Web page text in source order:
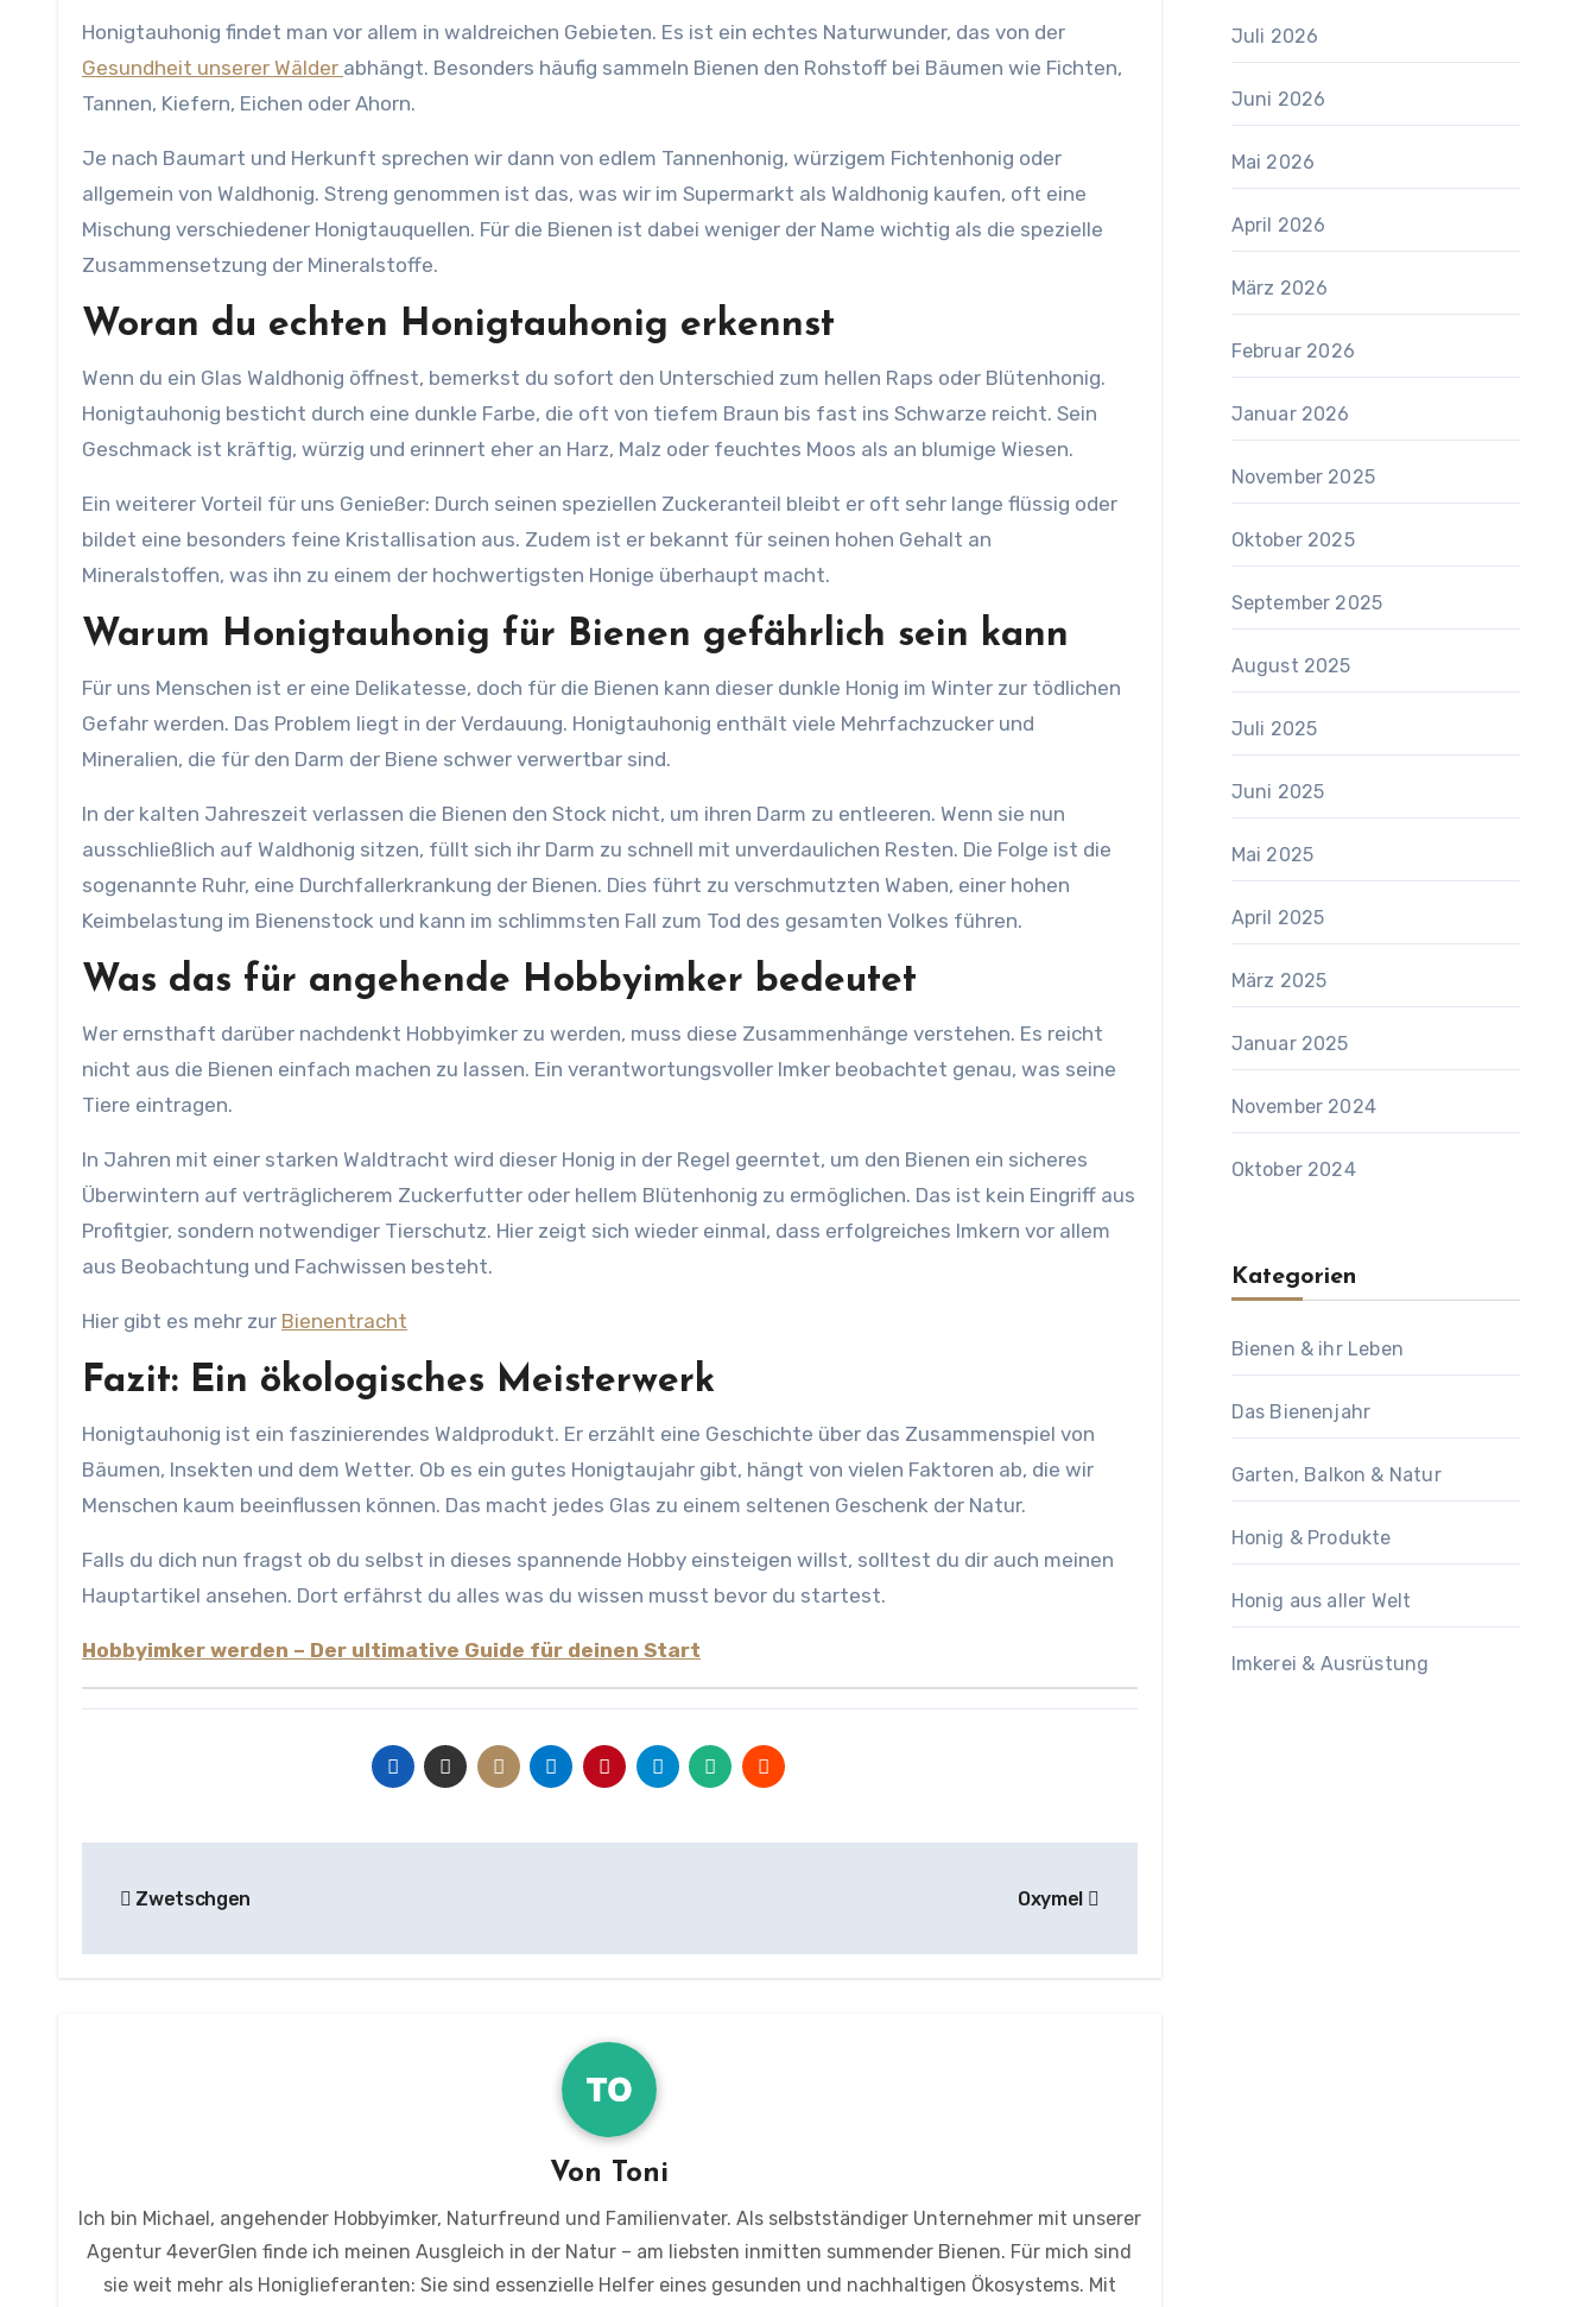
Honigtauhonig findet man vor allem in waldreichen Gebieten. Es ist ein echtes Naturwunder, das von der
Gesundheit unserer Wälder abhängt. Besonders häufig sammeln Bienen den Rohstoff bei Bäumen wie Fichten,
Tannen, Kiefern, Eichen oder Ahorn.
Je nach Baumart und Herkunft sprechen wir dann von edlem Tannenhonig, würzigem Fichtenhonig oder
allgemein von Waldhonig. Streng genommen ist das, was wir im Supermarkt als Waldhonig kaufen, oft eine
Mischung verschiedener Honigtauquellen. Für die Bienen ist dabei weniger der Name wichtig als die spezielle
Zusammensetzung der Mineralstoffe.
Woran du echten Honigtauhonig erkennst
Wenn du ein Glas Waldhonig öffnest, bemerkst du sofort den Unterschied zum hellen Raps oder Blütenhonig.
Honigtauhonig besticht durch eine dunkle Farbe, die oft von tiefem Braun bis fast ins Schwarze reicht. Sein
Geschmack ist kräftig, würzig und erinnert eher an Harz, Malz oder feuchtes Moos als an blumige Wiesen.
Ein weiterer Vorteil für uns Genießer: Durch seinen speziellen Zuckeranteil bleibt er oft sehr lange flüssig oder
bildet eine besonders feine Kristallisation aus. Zudem ist er bekannt für seinen hohen Gehalt an
Mineralstoffen, was ihn zu einem der hochwertigsten Honige überhaupt macht.
Warum Honigtauhonig für Bienen gefährlich sein kann
Für uns Menschen ist er eine Delikatesse, doch für die Bienen kann dieser dunkle Honig im Winter zur tödlichen
Gefahr werden. Das Problem liegt in der Verdauung. Honigtauhonig enthält viele Mehrfachzucker und
Mineralien, die für den Darm der Biene schwer verwertbar sind.
In der kalten Jahreszeit verlassen die Bienen den Stock nicht, um ihren Darm zu entleeren. Wenn sie nun
ausschließlich auf Waldhonig sitzen, füllt sich ihr Darm zu schnell mit unverdaulichen Resten. Die Folge ist die
sogenannte Ruhr, eine Durchfallerkrankung der Bienen. Dies führt zu verschmutzten Waben, einer hohen
Keimbelastung im Bienenstock und kann im schlimmsten Fall zum Tod des gesamten Volkes führen.
Was das für angehende Hobbyimker bedeutet
Wer ernsthaft darüber nachdenkt Hobbyimker zu werden, muss diese Zusammenhänge verstehen. Es reicht
nicht aus die Bienen einfach machen zu lassen. Ein verantwortungsvoller Imker beobachtet genau, was seine
Tiere eintragen.
In Jahren mit einer starken Waldtracht wird dieser Honig in der Regel geerntet, um den Bienen ein sicheres
Überwintern auf verträglicherem Zuckerfutter oder hellem Blütenhonig zu ermöglichen. Das ist kein Eingriff aus
Profitgier, sondern notwendiger Tierschutz. Hier zeigt sich wieder einmal, dass erfolgreiches Imkern vor allem
aus Beobachtung und Fachwissen besteht.
Hier gibt es mehr zur Bienentracht
Fazit: Ein ökologisches Meisterwerk
Honigtauhonig ist ein faszinierendes Waldprodukt. Er erzählt eine Geschichte über das Zusammenspiel von
Bäumen, Insekten und dem Wetter. Ob es ein gutes Honigtaujahr gibt, hängt von vielen Faktoren ab, die wir
Menschen kaum beeinflussen können. Das macht jedes Glas zu einem seltenen Geschenk der Natur.
Falls du dich nun fragst ob du selbst in dieses spannende Hobby einsteigen willst, solltest du dir auch meinen
Hauptartikel ansehen. Dort erfährst du alles was du wissen musst bevor du startest.
Hobbyimker werden – Der ultimative Guide für deinen Start
Zwetschgen Oxymel
Von Toni
Ich bin Michael, angehender Hobbyimker, Naturfreund und Familienvater. Als selbstständiger Unternehmer mit unserer
Agentur 4everGlen finde ich meinen Ausgleich in der Natur – am liebsten inmitten summender Bienen. Für mich sind
sie weit mehr als Honiglieferanten: Sie sind essenzielle Helfer eines gesunden und nachhaltigen Ökosystems. Mit
Juli 2026
Juni 2026
Mai 2026
April 2026
März 2026
Februar 2026
Januar 2026
November 2025
Oktober 2025
September 2025
August 2025
Juli 2025
Juni 2025
Mai 2025
April 2025
März 2025
Januar 2025
November 2024
Oktober 2024
Kategorien
Bienen & ihr Leben
Das Bienenjahr
Garten, Balkon & Natur
Honig & Produkte
Honig aus aller Welt
Imkerei & Ausrüstung